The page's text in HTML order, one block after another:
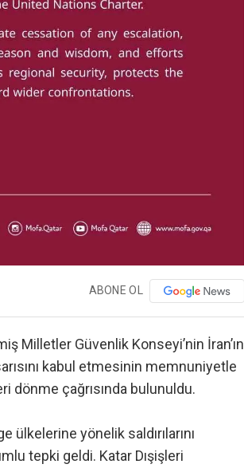
ABONE OL
Milletler Güvenlik Konseyi’nin İran’ın
kabul etmesinin memnuniyetle
dönme çağrısında bulunuldu.
ülkelerine yönelik saldırılarını
tepki geldi. Katar Dışişleri